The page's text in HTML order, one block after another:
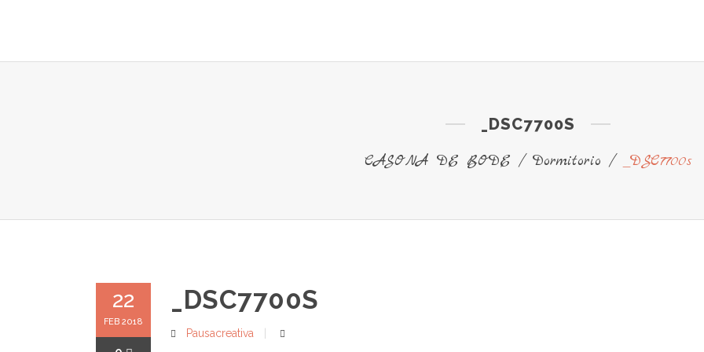
_DSC7700S
CASONA DE BODE / Dormitorio / _DSC7700s
22
FEB 2018
_DSC7700S
Pausacreativa